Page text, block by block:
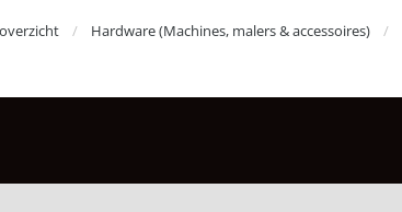
Hardware (Machines, malers & accessoires)